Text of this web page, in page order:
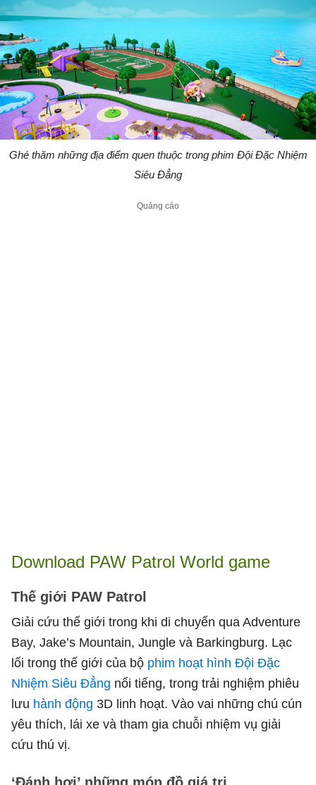
Ghé thăm những địa điểm quen thuộc trong phim Đội Đặc Nhiệm
Siêu Đẳng
Download PAW Patrol World game
Thế giới PAW Patrol
Giải cứu thế giới trong khi di chuyển qua Adventure
Bay, Jake’s Mountain, Jungle và Barkingburg. Lạc
lối trong thế giới của bộ phim hoạt hình Đội Đặc
Nhiệm Siêu Đẳng nổi tiếng, trong trải nghiệm phiêu
lưu hành động 3D linh hoạt. Vào vai những chú cún
yêu thích, lái xe và tham gia chuỗi nhiệm vụ giải
cứu thú vị.
‘Đánh hơi’ những món đồ giá trị